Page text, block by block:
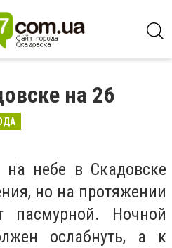
на 26
небе в Скадовске
но на протяжении
пасмурной. Ночной
ослабнуть, а к